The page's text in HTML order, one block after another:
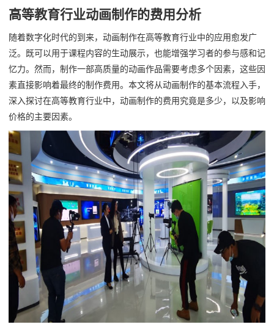
高等教育行业动画制作的费用分析
随着数字化时代的到来，动画制作在高等教育行业中的应用愈发广
泛。既可以用于课程内容的生动展示，也能增强学习者的参与感和记
忆力。然而，制作一部高质量的动画作品需要考虑多个因素，这些因
素直接影响着最终的制作费用。本文将从动画制作的基本流程入手，
深入探讨在高等教育行业中，动画制作的费用究竟是多少，以及影响
价格的主要因素。